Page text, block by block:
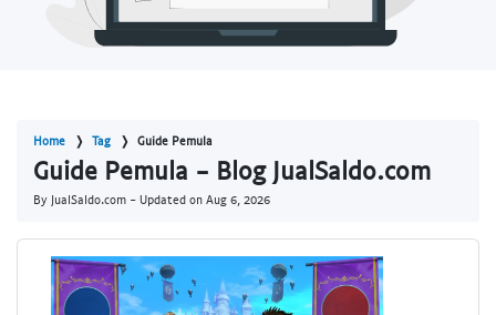
Home Tag Guide Pemula
Guide Pemula - Blog JualSaldo.com
By JualSaldo.com - Updated on Aug 6, 2026